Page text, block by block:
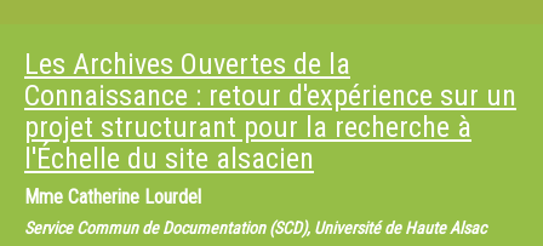
Les Archives Ouvertes de la
Connaissance : retour d'expérience sur un
projet structurant pour la recherche à
l'Échelle du site alsacien
Mme Catherine Lourdel
Service Commun de Documentation (SCD), Université de Haute Alsac